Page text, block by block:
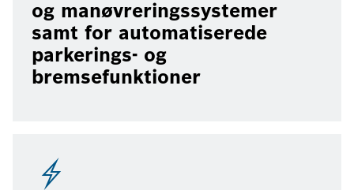
og manøvreringssystemer
samt for automatiserede
parkerings- og
bremsefunktioner